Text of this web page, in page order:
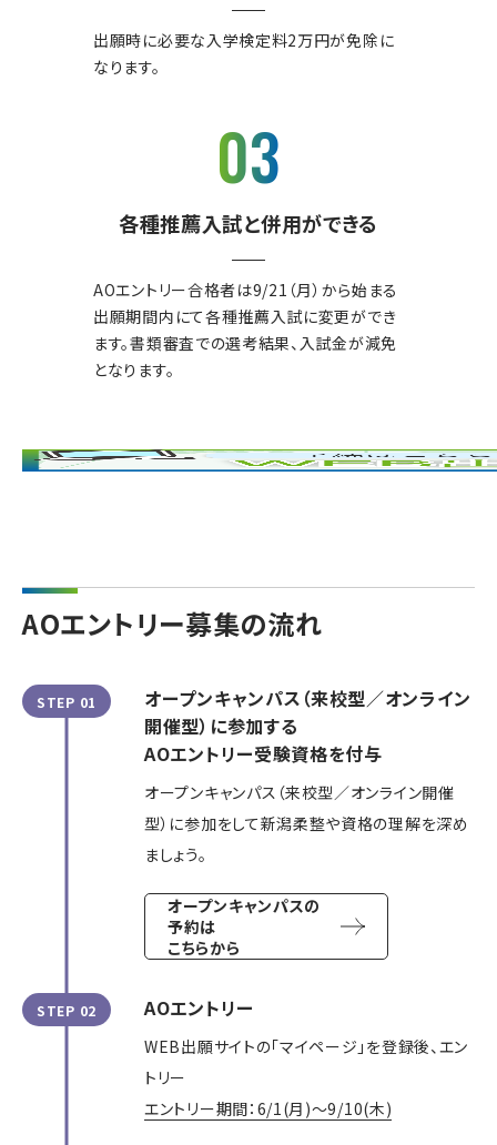
出願時に必要な入学検定料2万円が免除に
なります。
03
各種推薦入試と併用ができる
AOエントリー合格者は9/21（月）から始まる
出願期間内にて各種推薦入試に変更ができ
ます。書類審査での選考結果、入試金が減免
となります。
AOエントリー募集の流れ
STEP 01
オープンキャンパス（来校型／オンライン
開催型）に参加する
AOエントリー受験資格を付与
オープンキャンパス（来校型／オンライン開催
型）に参加をして新潟柔整や資格の理解を深め
ましょう。
オープンキャンパスの
予約は
こちらから
STEP 02 AOエントリー
WEB出願サイトの「マイページ」を登録後、エン
トリー
エントリー期間：6/1(月)～9/10(木)